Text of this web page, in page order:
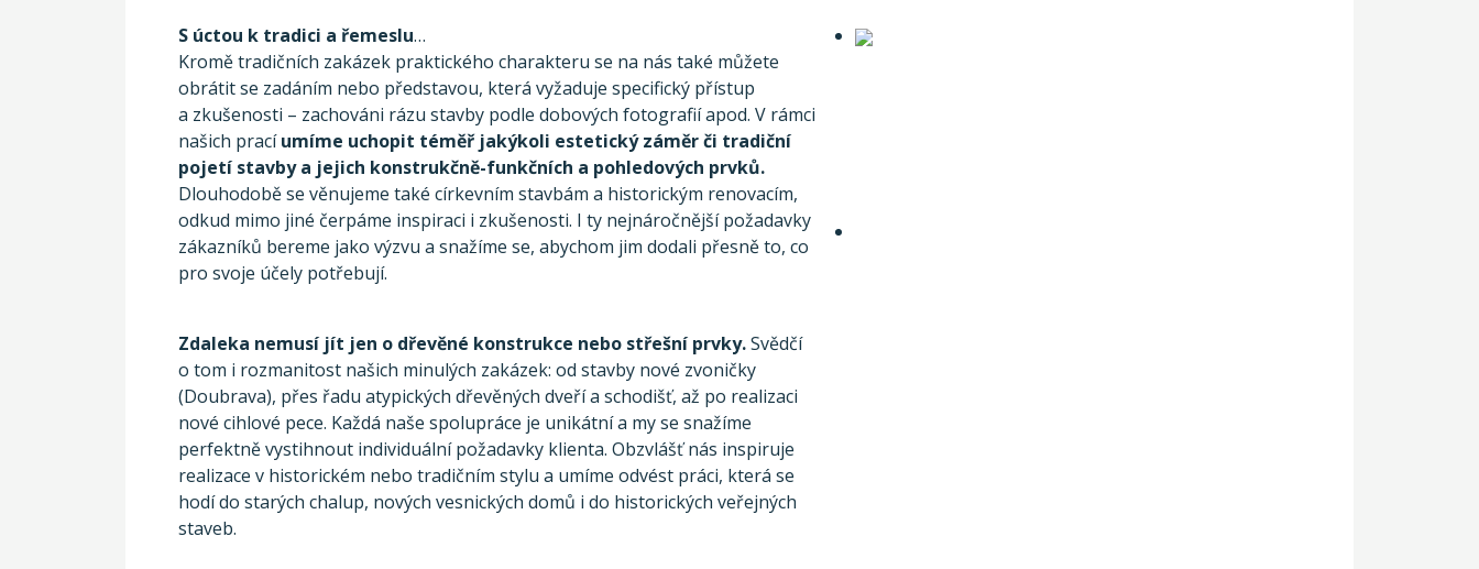
S úctou k tradici a řemeslu…
Kromě tradičních zakázek praktického charakteru se na nás také můžete
obrátit se zadáním nebo představou, která vyžaduje specifický přístup
a zkušenosti – zachováni rázu stavby podle dobových fotografií apod. V rámci
našich pracíumíme uchopit téměř jakýkoli estetický záměr či tradiční
pojetí stavby a jejich konstrukčně-funkčních a pohledových prvků.
Dlouhodobě se věnujeme také církevním stavbám a historickým renovacím,
odkud mimo jiné čerpáme inspiraci i zkušenosti. I ty nejnáročnější požadavky
zákazníků bereme jako výzvu a snažíme se, abychom jim dodali přesně to, co
pro svoje účely potřebují.
Zdaleka nemusí jít jen o dřevěné konstrukce nebo střešní prvky.Svědčí
o tom i rozmanitost našich minulých zakázek: od stavby nové zvoničky
(Doubrava), přes řadu atypických dřevěných dveří a schodišť, až po realizaci
nové cihlové pece. Každá naše spolupráce je unikátní a my se snažíme
perfektně vystihnout individuální požadavky klienta. Obzvlášť nás inspiruje
realizace v historickém nebo tradičním stylu a umíme odvést práci, která se
hodí do starých chalup, nových vesnických domů i do historických veřejných
staveb.